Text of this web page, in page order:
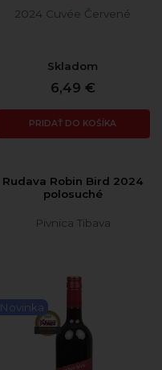
2024 Cuvée Červené
Skladom
6,49 €
PRIDAŤ DO KOŠÍKA
Rudava Robin Bird 2024
polosuché
Pivnica Tibava
Novinka